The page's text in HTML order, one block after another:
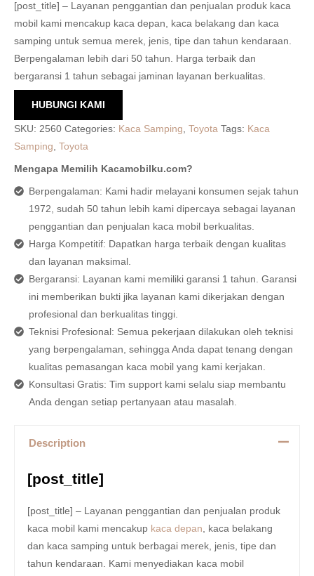
[post_title] – Layanan penggantian dan penjualan produk kaca
mobil kami mencakup kaca depan, kaca belakang dan kaca
samping untuk semua merek, jenis, tipe dan tahun kendaraan.
Berpengalaman lebih dari 50 tahun. Harga terbaik dan
bergaransi 1 tahun sebagai jaminan layanan berkualitas.
HUBUNGI KAMI
SKU: 2560 Categories: Kaca Samping, Toyota Tags: Kaca
Samping, Toyota
Mengapa Memilih Kacamobilku.com?
Berpengalaman: Kami hadir melayani konsumen sejak tahun
1972, sudah 50 tahun lebih kami dipercaya sebagai layanan
penggantian dan penjualan kaca mobil berkualitas.
Harga Kompetitif: Dapatkan harga terbaik dengan kualitas
dan layanan maksimal.
Bergaransi: Layanan kami memiliki garansi 1 tahun. Garansi
ini memberikan bukti jika layanan kami dikerjakan dengan
profesional dan berkualitas tinggi.
Teknisi Profesional: Semua pekerjaan dilakukan oleh teknisi
yang berpengalaman, sehingga Anda dapat tenang dengan
kualitas pemasangan kaca mobil yang kami kerjakan.
Konsultasi Gratis: Tim support kami selalu siap membantu
Anda dengan setiap pertanyaan atau masalah.
Description
[post_title]
[post_title] – Layanan penggantian dan penjualan produk
kaca mobil kami mencakup kaca depan , kaca belakang
dan kaca samping untuk berbagai merek, jenis, tipe dan
tahun kendaraan. Kami menyediakan kaca mobil